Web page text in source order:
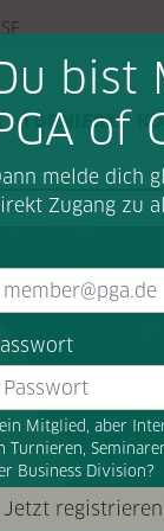
TURNIERE
bist
of
melde dich
Zugang zu
Mitglied, aber
Turnieren,
Business Division?
Jetzt registrieren